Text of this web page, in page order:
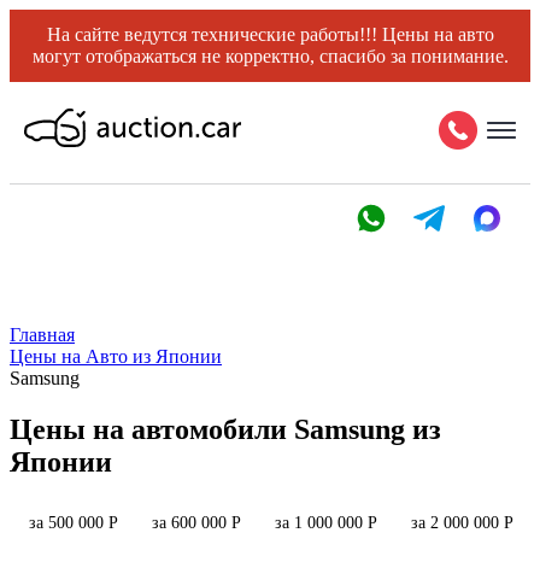
На сайте ведутся технические работы!!! Цены на авто
могут отображаться не корректно, спасибо за понимание.
Главная
Цены на Авто из Японии
Samsung
Цены на автомобили Samsung из
Японии
за 500 000 Р за 600 000 Р за 1 000 000 Р за 2 000 000 Р